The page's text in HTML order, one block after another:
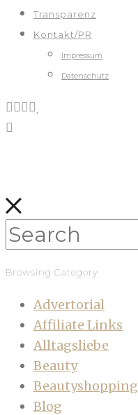
Transparenz
Kontakt/PR
Impressum
Datenschutz
Browsing Category
Advertorial
Affiliate Links
Alltagsliebe
Beauty
Beautyshopping
Blog